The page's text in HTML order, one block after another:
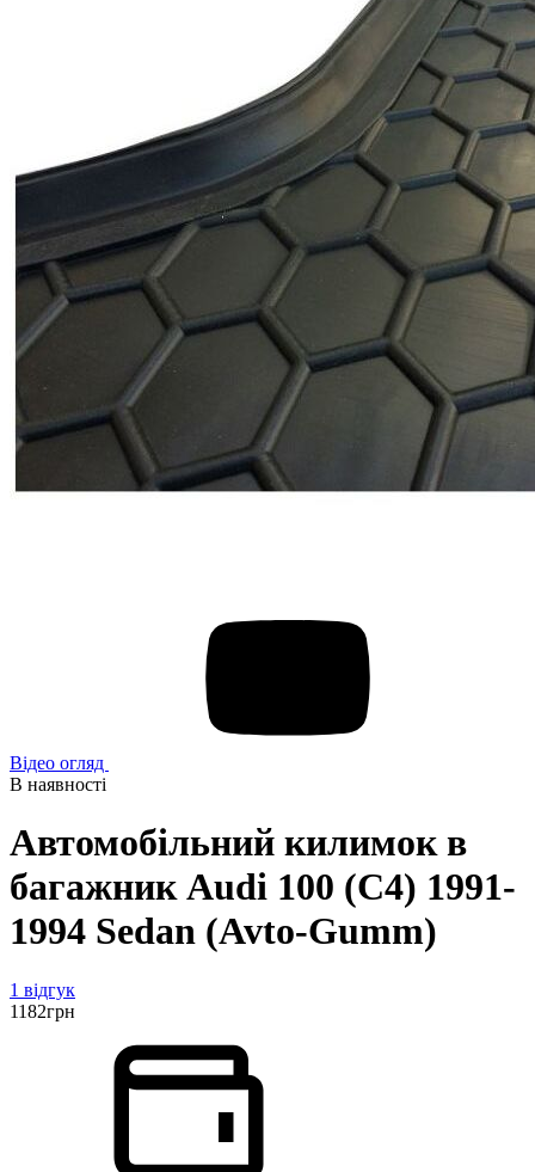
Відео огляд
В наявності
Автомобільний килимок в
багажник Audi 100 (C4) 1991-
1994 Sedan (Avto-Gumm)
1 відгук
1182грн